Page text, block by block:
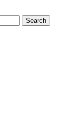
Search